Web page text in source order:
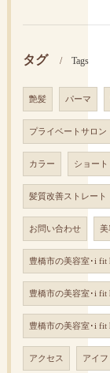
タグ Tags
艶髪 パーマ
プライベートサロン
カラー ショート
髪質改善ストレート
お問い合わせ 美
豊橋市の美容室･i fit
豊橋市の美容室･i fit
豊橋市の美容室･i fit
アクセス アイ